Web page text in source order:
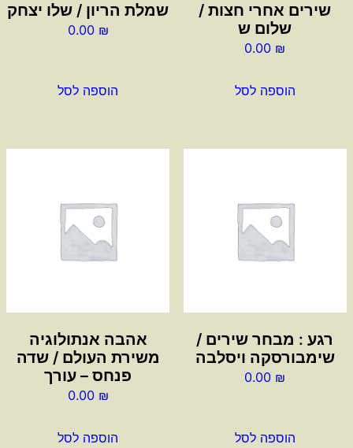
שירים אחרי חצות /
שלום ש
0.00 ₪
הוספה לסל
שמלת הריון / שלו יצחק
0.00 ₪
הוספה לסל
רגע : מבחר שירים /
שימבורסקה ויסלבה
0.00 ₪
הוספה לסל
אהבה אנתולוגיה
משירת העולם / שדה
פנחס – עורך
0.00 ₪
הוספה לסל